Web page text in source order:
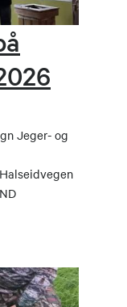
Jeger- og